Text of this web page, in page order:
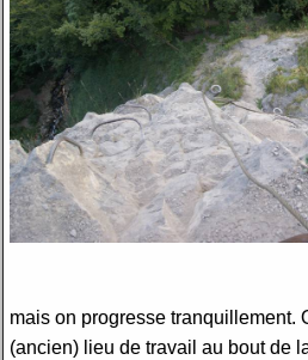
mais on progresse tranquillement.
(ancien) lieu de travail au bout de